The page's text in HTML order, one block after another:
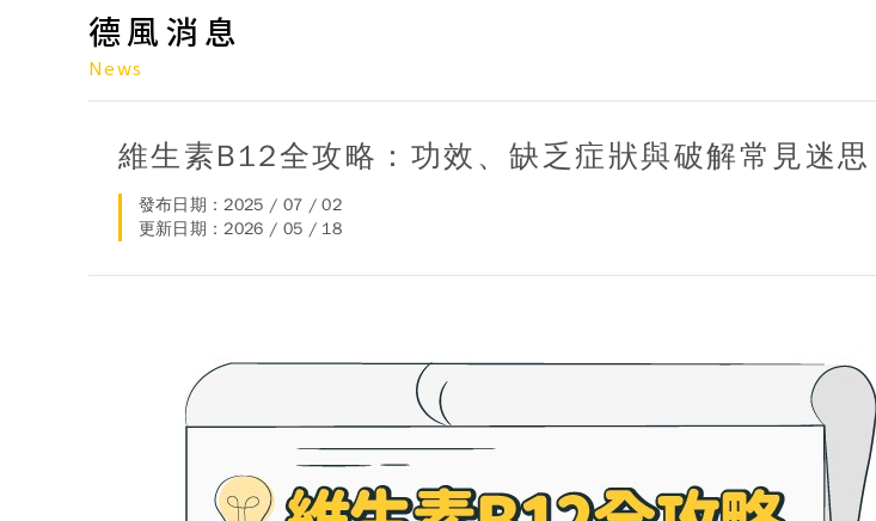
德風消息
News
維生素B12全攻略：功效、缺乏症狀與破解常見迷思
發布日期：2025 / 07 / 02
更新日期：2026 / 05 / 18